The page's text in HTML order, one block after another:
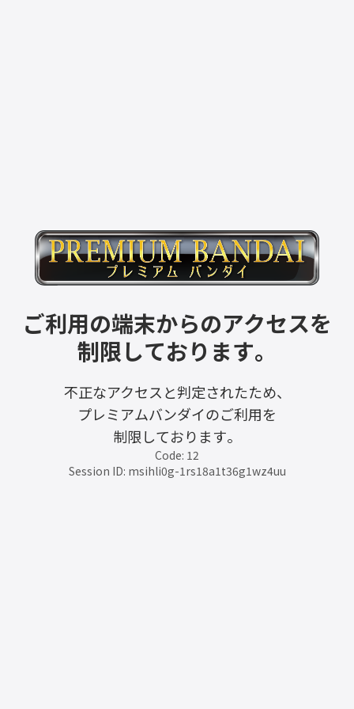
ご利用の端末からのアクセスを
制限しております。
不正なアクセスと判定されたため、
プレミアムバンダイのご利用を
制限しております。
Code: 12
Session ID: msihli0g-1rs18a1t36g1wz4uu